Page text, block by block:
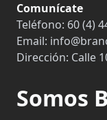
Comunícate
Teléfono: 60 (4)
Email:
Dirección: Calle
Somos